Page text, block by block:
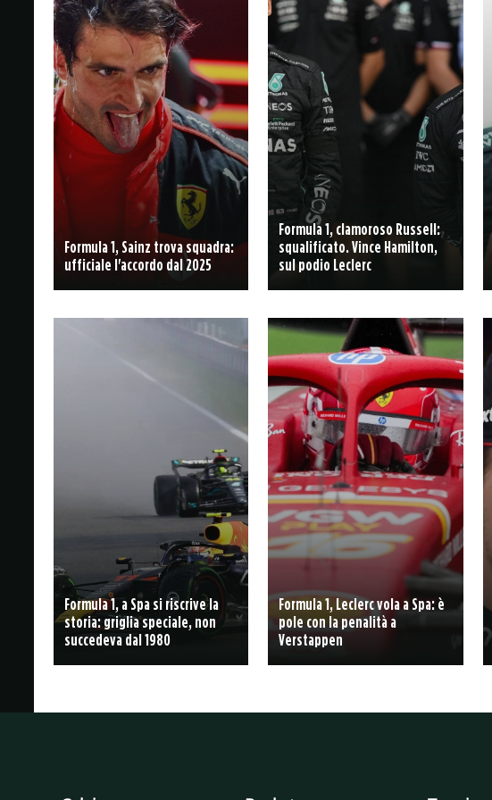
Formula 1, Sainz trova squadra:
ufficiale l'accordo dal 2025
Formula 1, clamoroso Russell:
squalificato. Vince Hamilton,
sul podio Leclerc
Formula 1, a Spa si riscrive la
storia: griglia speciale, non
succedeva dal 1980
Formula 1, Leclerc vola a Spa: è
pole con la penalità a
Verstappen